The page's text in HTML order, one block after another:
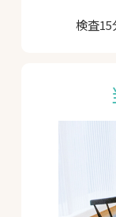
検査15